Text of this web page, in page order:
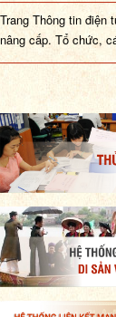
Trang Thông tin điện
nâng cấp. Tổ chức,